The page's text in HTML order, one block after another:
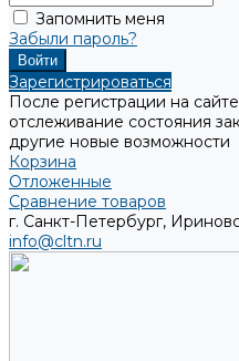
Запомнить меня
Забыли пароль?
Зарегистрироваться
После регистрации на
отслеживание состояния
другие новые возможности
Корзина
Отложенные
Сравнение товаров
г. Санкт-Петербург,
info@cltn.ru